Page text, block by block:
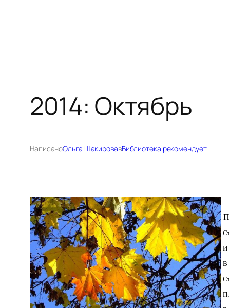
2014: Октябрь
НаписаноОльга ШакировавБиблиотека рекомендует
П
И
В